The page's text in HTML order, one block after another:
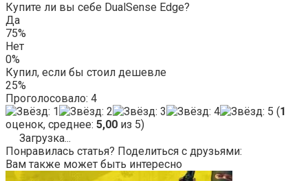
Купите ли вы себе DualSense Edge?
Да
75%
Нет
0%
Купил, если бы стоил дешевле
25%
Проголосовало: 4
(1
оценок, среднее: 5,00 из 5)
Загрузка...
Понравилась статья? Поделиться с друзьями:
Вам также может быть интересно